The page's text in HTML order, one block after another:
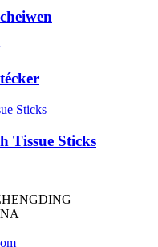
Tissue Sticks